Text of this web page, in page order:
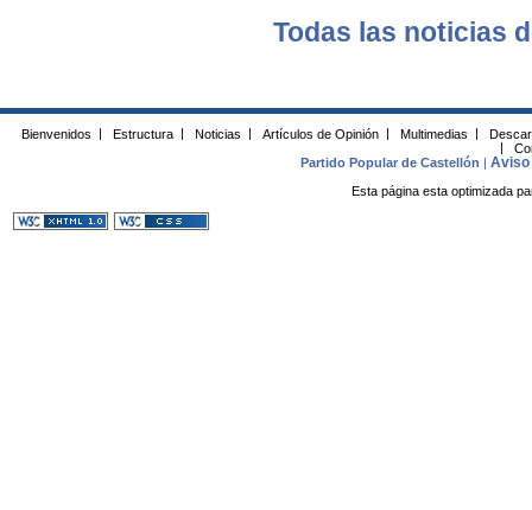
Todas las noticias
Bienvenidos Estructura Noticias Artículos de Opinión Multimedias
Partido Popular de Castellón
|Aviso
Esta página esta optimizada